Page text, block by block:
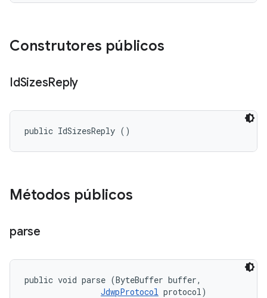
Construtores públicos
IdSizesReply
public IdSizesReply ()
Métodos públicos
parse
public void parse (ByteBuffer buffer,
JdwpProtocol protocol)